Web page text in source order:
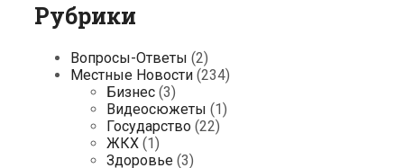
Рубрики
Вопросы-Ответы (2)
Местные Новости (234)
Бизнес (3)
Видеосюжеты (1)
Государство (22)
ЖКХ (1)
Здоровье (3)